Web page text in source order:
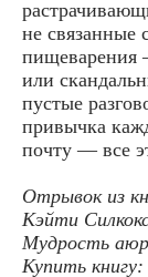
не связанные
пищеварения
или
пустые
привычка
почту — все
Отрывок из
Кэйти
Мудрость
Купить